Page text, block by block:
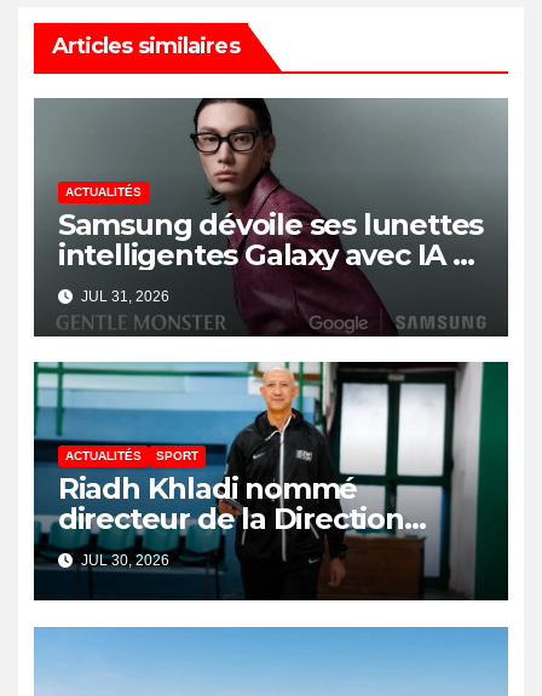
Articles similaires
ACTUALITÉS
Samsung dévoile ses lunettes
intelligentes Galaxy avec IA et
Gemini
JUL 31, 2026
ACTUALITÉS SPORT
Riadh Khladi nommé
directeur de la Direction
Nationale de l’Arbitrage
JUL 30, 2026